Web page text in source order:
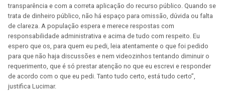
transparência e com a correta aplicação do recurso público. Quando se
trata de dinheiro público, não há espaço para omissão, dúvida ou falta
de clareza. A população espera e merece respostas com
responsabilidade administrativa e acima de tudo com respeito. Eu
espero que os, para quem eu pedi, leia atentamente o que foi pedido
para que não haja discussões e nem videozinhos tentando diminuir o
requerimento, que é só prestar atenção no que eu escrevi e responder
de acordo com o que eu pedi. Tanto tudo certo, está tudo certo”,
justifica Lucimar.